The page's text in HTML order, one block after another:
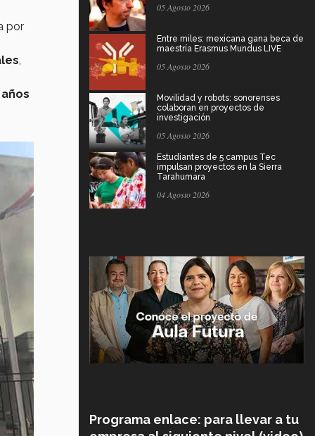
por
05 Agosto 2026
Entre miles: mexicana gana beca de
maestría Erasmus Mundus LIVE
05 Agosto 2026
Movilidad y robots: sonorenses
colaboran en proyectos de
investigación
05 Agosto 2026
Estudiantes de 5 campus Tec
impulsan proyectos en la Sierra
Tarahumara
04 Agosto 2026
Programa enlace: para llevar a tu